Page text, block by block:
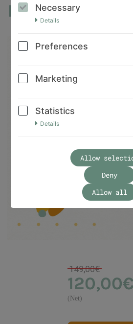
Beratung)
149,00€
120,00€
(Net)
Necessary
Details
Preferences
Marketing
Statistics
Details
Allow
Deny
Allow all